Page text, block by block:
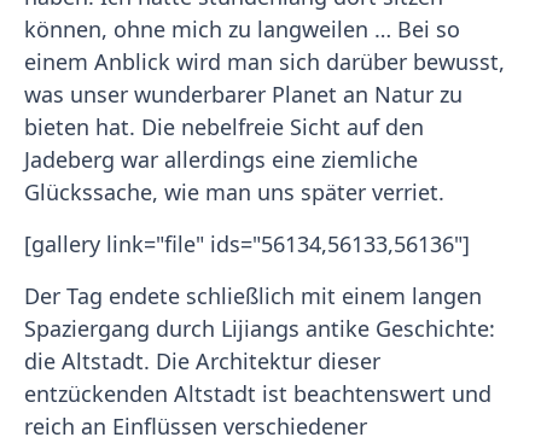
können, ohne mich zu langweilen … Bei so
einem Anblick wird man sich darüber bewusst,
was unser wunderbarer Planet an Natur zu
bieten hat. Die nebelfreie Sicht auf den
Jadeberg war allerdings eine ziemliche
Glückssache, wie man uns später verriet.
[gallery link="file" ids="56134,56133,56136"]
Der Tag endete schließlich mit einem langen
Spaziergang durch Lijiangs antike Geschichte:
die Altstadt. Die Architektur dieser
entzückenden Altstadt ist beachtenswert und
reich an Einflüssen verschiedener